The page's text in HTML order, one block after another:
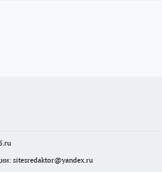
sitesredaktor@yandex.ru